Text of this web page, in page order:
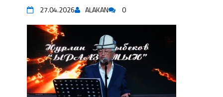
27.04.2026 ALAKAN 0